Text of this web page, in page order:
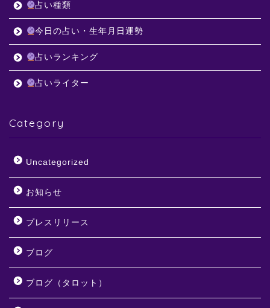
占い種類
今日の占い・生年月日運勢
占いランキング
占いライター
Category
Uncategorized
お知らせ
プレスリリース
ブログ
ブログ（タロット）